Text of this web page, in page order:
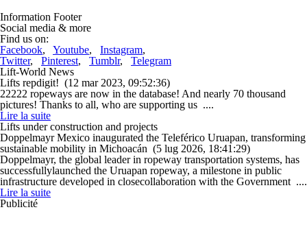
Information Footer
Social media & more
Find us on:
Facebook, Youtube, Instagram,
Twitter, Pinterest, Tumblr, Telegram
Lift-World News
Lifts repdigit! (12 mar 2023, 09:52:36)
22222 ropeways are now in the database! And nearly 70 thousand
pictures! Thanks to all, who are supporting us ....
Lire la suite
Lifts under construction and projects
Doppelmayr Mexico inaugurated the Teleférico Uruapan, transforming
sustainable mobility in Michoacán (5 lug 2026, 18:41:29)
Doppelmayr, the global leader in ropeway transportation systems, has
successfullylaunched the Uruapan ropeway, a milestone in public
infrastructure developed in closecollaboration with the Government ....
Lire la suite
Publicité